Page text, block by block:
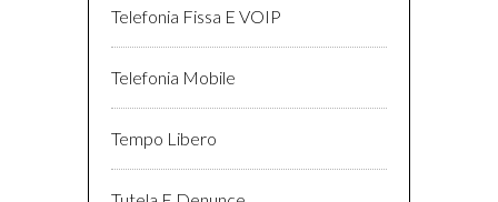
Telefonia Fissa E VOIP
Telefonia Mobile
Tempo Libero